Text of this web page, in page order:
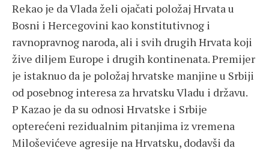
Rekao je da Vlada želi ojačati položaj Hrvata u
Bosni i Hercegovini kao konstitutivnog i
ravnopravnog naroda, ali i svih drugih Hrvata koji
žive diljem Europe i drugih kontinenata. Premijer
je istaknuo da je položaj hrvatske manjine u Srbiji
od posebnog interesa za hrvatsku Vladu i državu.
P Kazao je da su odnosi Hrvatske i Srbije
opterećeni rezidualnim pitanjima iz vremena
Miloševićeve agresije na Hrvatsku, dodavši da